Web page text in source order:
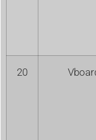
20